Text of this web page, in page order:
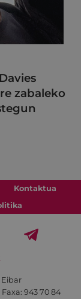
zabaleko
Kontaktua
Eibar
Faxa: 943 70 84